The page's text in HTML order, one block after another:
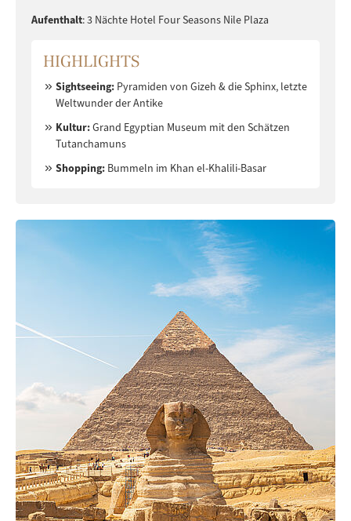
Aufenthalt: 3 Nächte Hotel Four Seasons Nile Plaza
HIGHLIGHTS
Sightseeing: Pyramiden von Gizeh & die Sphinx, letzte
Weltwunder der Antike
Kultur:Grand Egyptian Museum mit den Schätzen
Tutanchamuns
Shopping: Bummeln im Khan el-Khalili-Basar